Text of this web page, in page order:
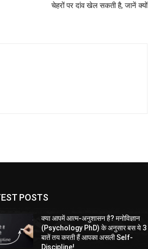
चेहरों पर दांव खेल सकती है, जानें क्यों
POSTS
क्या आपमें आत्म-अनुशासन है? मनोविज्ञान
(Psychology PhD) के अनुसार बस ये 3
बातें तय करती हैं आपका असली Self-
Discipline!